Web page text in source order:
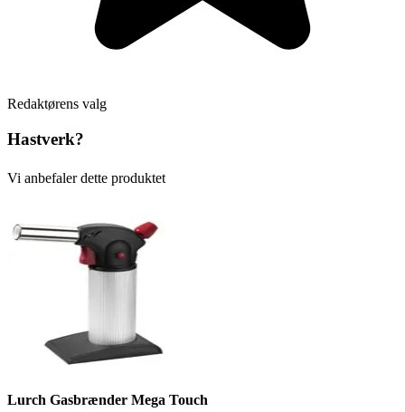
Redaktørens valg
Hastverk?
Vi anbefaler dette produktet
Lurch Gasbrænder Mega Touch